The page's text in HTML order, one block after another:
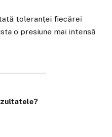
toleranței fiecărei
o presiune mai intensă